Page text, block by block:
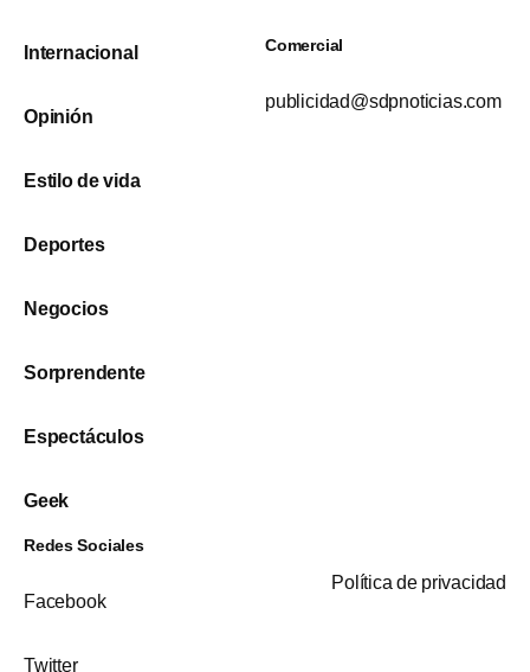
Internacional
Opinión
Estilo de vida
Deportes
Negocios
Sorprendente
Espectáculos
Geek
Comercial
publicidad@sdpnoticias.com
Redes Sociales
Facebook
Twitter
Política de privacidad